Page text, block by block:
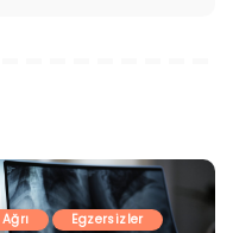
Ağrı
Egzersizler